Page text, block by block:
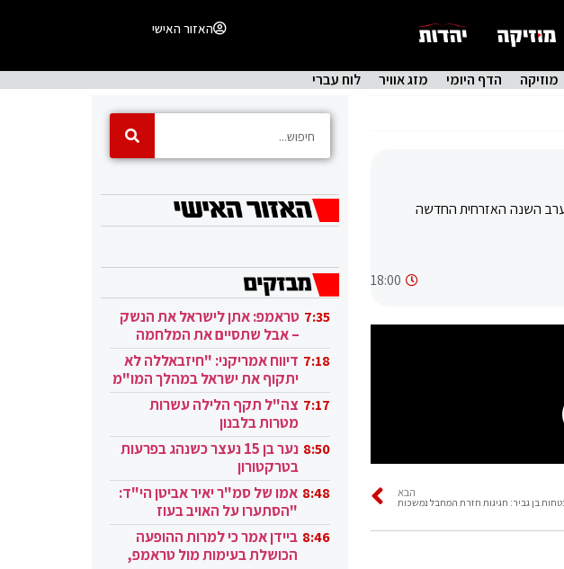
האזור האישי
מוזיקה הדף היומי מזג אוויר לוח עברי
השנה האזרחית החדשה
18:00
הבא
בן גביר: חגיגות חזרת המחבל נמשכות
7:35 טראמפ: אתן לישראל את הנשק
– אבל שתסיים את המלחמה
בעזה 7:18 דיווח אמריקני: "חיזבאללה לא
יתקוף את ישראל במהלך המו"מ
בקטאר" 7:17 צה"ל תקף הלילה עשרות
מטרות בלבנון
8:50
נער בן 15 נעצר כשנהג בפרעות
בטרקטורון
8:48 אמו של סמ"ר יאיר אביטן הי"ד:
"הסתערו על האויב בעוז
ובגבורה" 8:46 ביידן אמר כי למרות ההופעה
הכושלת בעימות מול טראמפ,